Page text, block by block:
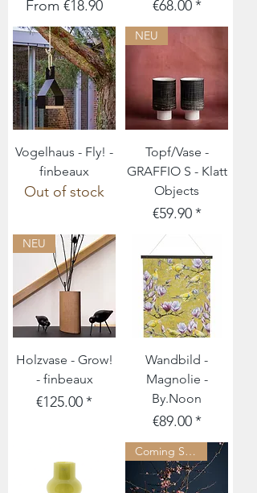
From €18.90
Sale Price Price
€68.00
Vogelhaus - Fly! -
finbeaux
Out of stock
NEU
Topf/Vase -
GRAFFIO S - Klatt
Objects
Price
€59.90
NEU
Holzvase - Grow!
- finbeaux
Price
€125.00
Wandbild -
Magnolie -
By.Noon
Price
€89.00
Coming Soon